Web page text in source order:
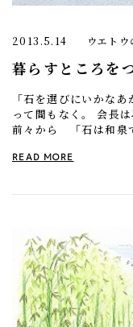
2013.5.14 ウエト
暮らすところ
「石を選びにいかな
って間もなく。 会長
前々から 「石は和泉
READ MORE